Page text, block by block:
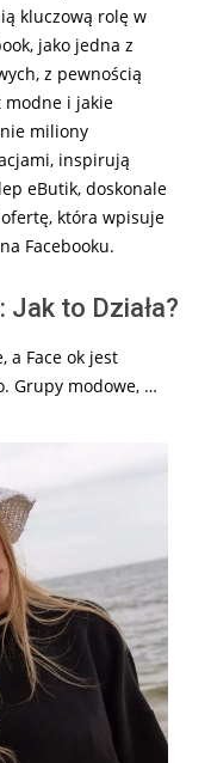
kluczową rolę w
jako jedna z
z pewnością
modne i jakie
miliony
inspirują
eButik, doskonale
która wpisuje
Facebooku.
Jak to Działa?
a Face ok jest
Grupy modowe, …